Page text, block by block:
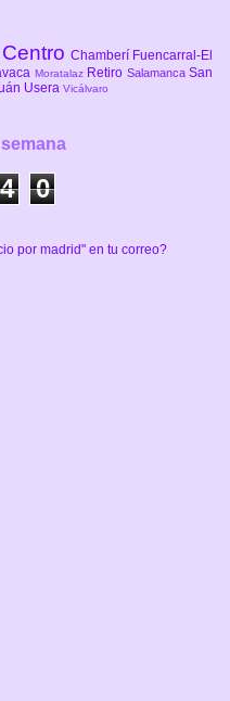
Centro Chamberí Fuencarral-El
Moratalaz Retiro SalamancaSan
Usera Vicálvaro
4 0
por madrid" en tu correo?